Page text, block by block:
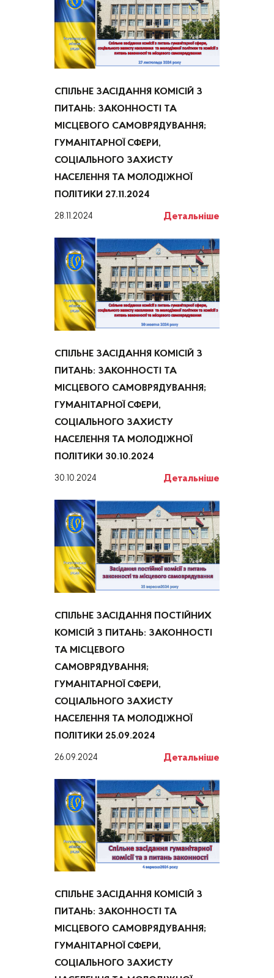
СПІЛЬНЕ ЗАСІДАННЯ КОМІСІЙ З
ПИТАНЬ: ЗАКОННОСТІ ТА
МІСЦЕВОГО САМОВРЯДУВАННЯ;
ГУМАНІТАРНОЇ СФЕРИ,
СОЦІАЛЬНОГО ЗАХИСТУ
НАСЕЛЕННЯ ТА МОЛОДІЖНОЇ
ПОЛІТИКИ 27.11.2024
28.11.2024 Детальніше
СПІЛЬНЕ ЗАСІДАННЯ КОМІСІЙ З
ПИТАНЬ: ЗАКОННОСТІ ТА
МІСЦЕВОГО САМОВРЯДУВАННЯ;
ГУМАНІТАРНОЇ СФЕРИ,
СОЦІАЛЬНОГО ЗАХИСТУ
НАСЕЛЕННЯ ТА МОЛОДІЖНОЇ
ПОЛІТИКИ 30.10.2024
30.10.2024 Детальніше
СПІЛЬНЕ ЗАСІДАННЯ ПОСТІЙНИХ
КОМІСІЙ З ПИТАНЬ: ЗАКОННОСТІ
ТА МІСЦЕВОГО
САМОВРЯДУВАННЯ;
ГУМАНІТАРНОЇ СФЕРИ,
СОЦІАЛЬНОГО ЗАХИСТУ
НАСЕЛЕННЯ ТА МОЛОДІЖНОЇ
ПОЛІТИКИ 25.09.2024
26.09.2024 Детальніше
СПІЛЬНЕ ЗАСІДАННЯ КОМІСІЙ З
ПИТАНЬ: ЗАКОННОСТІ ТА
МІСЦЕВОГО САМОВРЯДУВАННЯ;
ГУМАНІТАРНОЇ СФЕРИ,
СОЦІАЛЬНОГО ЗАХИСТУ